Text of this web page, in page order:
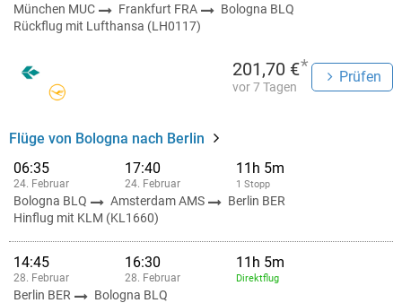
München MUC Frankfurt FRA
Bologna BLQ
Rückflug mit Lufthansa (LH0117)
201,70 €*
vor 7 Tagen
Prüfen
Flüge von Bologna nach Berlin
06:35
24. Februar
17:40
24. Februar
11h 5m
1 Stopp
Bologna BLQ Amsterdam AMS
Berlin BER
Hinflug mit KLM (KL1660)
14:45
28. Februar
16:30
28. Februar
11h 5m
Direktflug
Berlin BER
Bologna BLQ